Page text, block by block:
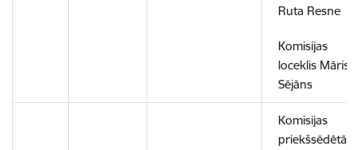
Ruta Resne
Komisijas
loceklis Māris
Sējāns
Komisijas
priekšsēdētāja